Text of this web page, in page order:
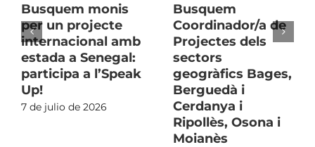
Busquem monis
per un projecte
internacional amb
estada a Senegal:
participa a l’Speak
Up!
7 de julio de 2026
Busquem
Coordinador/a de
Projectes dels
sectors
geogràfics Bages,
Berguedà i
Cerdanya i
Ripollès, Osona i
Moianès